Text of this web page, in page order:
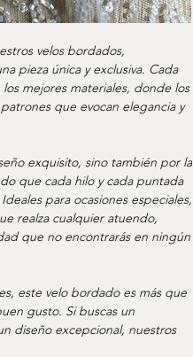
velos bordados,
pieza única y exclusiva. Cada
mejores materiales, donde los
que evocan elegancia y
exquisito, sino también por la
que cada hilo y cada puntada
para ocasiones especiales,
realza cualquier atuendo,
que no encontrarás en ningún
este velo bordado es más que
gusto. Si buscas un
diseño excepcional, nuestros